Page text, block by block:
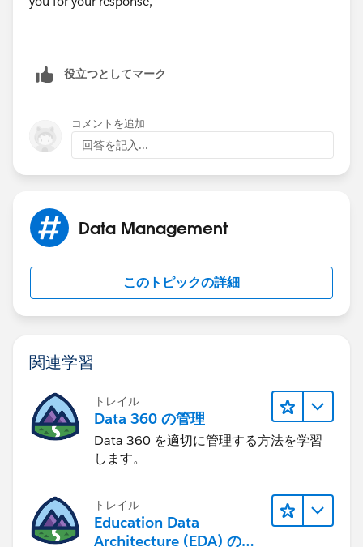
役立つとしてマーク
コメントを追加
回答を記入...
Data Management
このトピックの詳細
関連学習
トレイル
Data 360 の管理
Data 360 を適切に管理する方法を学習
します。
トレイル
Education Data
Architecture (EDA) の管